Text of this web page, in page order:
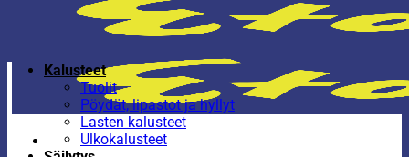
Kalusteet
Tuolit
Pöydät, lipastot ja hyllyt
Lasten kalusteet
Ulkokalusteet